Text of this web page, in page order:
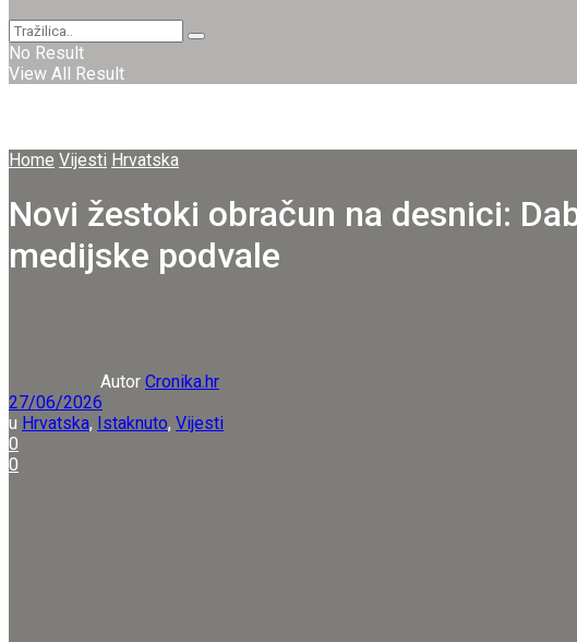
No Result
View All Result
Home Vijesti Hrvatska
Novi žestoki obračun na desnici:
medijske podvale
Autor Cronika.hr
27/06/2026
u Hrvatska, Istaknuto, Vijesti
0
0